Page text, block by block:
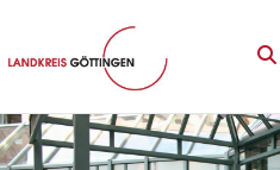
Zum Hauptinhalt springen